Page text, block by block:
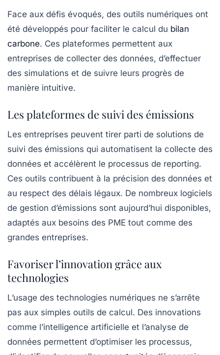
Face aux défis évoqués, des outils numériques ont
été développés pour faciliter le calcul du bilan
carbone. Ces plateformes permettent aux
entreprises de collecter des données, d’effectuer
des simulations et de suivre leurs progrès de
manière intuitive.
Les plateformes de suivi des émissions
Les entreprises peuvent tirer parti de solutions de
suivi des émissions qui automatisent la collecte des
données et accélèrent le processus de reporting.
Ces outils contribuent à la précision des données et
au respect des délais légaux. De nombreux logiciels
de gestion d’émissions sont aujourd’hui disponibles,
adaptés aux besoins des PME tout comme des
grandes entreprises.
Favoriser l’innovation grâce aux
technologies
L’usage des technologies numériques ne s’arrête
pas aux simples outils de calcul. Des innovations
comme l’intelligence artificielle et l’analyse de
données permettent d’optimiser les processus,